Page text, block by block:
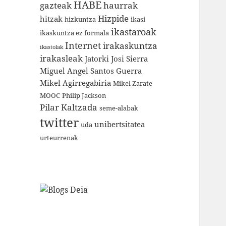
gazteakHABEhaurrak
hitzak hizkuntza Hizpide ikasi
ikaskuntza ez formala ikastaroak
ikastolak Internetirakaskuntza
irakasleak Jatorki Josi Sierra
Miguel Angel Santos Guerra
Mikel Agirregabiria Mikel Zarate
MOOC Philip Jackson
Pilar Kaltzada seme-alabak
twitter uda unibertsitatea
urteurrenak